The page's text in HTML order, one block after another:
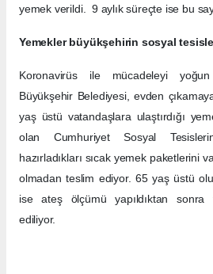
yemek verildi. 9 aylık süreçte ise bu
Yemekler büyükşehirin sosyal
Koronavirüs ile mücadeleyi
Büyükşehir Belediyesi, evden
yaş üstü vatandaşlara ulaştırdığı
olan Cumhuriyet Sosyal
hazırladıkları sıcak yemek paketlerini
olmadan teslim ediyor. 65 yaş üstü
ise ateş ölçümü yapıldıktan sonra
ediliyor.